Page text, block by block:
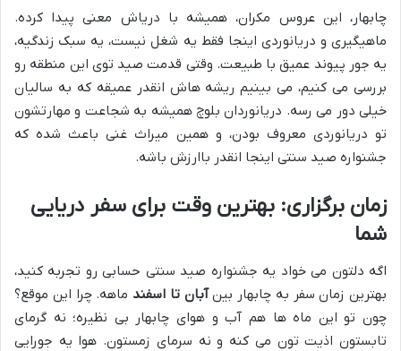
چابهار، این عروس مکران، همیشه با دریاش معنی پیدا کرده.
ماهیگیری و دریانوردی اینجا فقط یه شغل نیست، یه سبک زندگیه،
یه جور پیوند عمیق با طبیعت. وقتی قدمت صید توی این منطقه رو
بررسی می کنیم، می بینیم ریشه هاش انقدر عمیقه که به سالیان
خیلی دور می رسه. دریانوردان بلوچ همیشه به شجاعت و مهارتشون
تو دریانوردی معروف بودن، و همین میراث غنی باعث شده که
جشنواره صید سنتی اینجا انقدر باارزش باشه.
زمان برگزاری: بهترین وقت برای سفر دریایی
شما
اگه دلتون می خواد یه جشنواره صید سنتی حسابی رو تجربه کنید،
بهترین زمان سفر به چابهار بینآبان تا اسفند ماهه. چرا این موقع؟
چون تو این ماه ها هم آب و هوای چابهار بی نظیره؛ نه گرمای
تابستون اذیت تون می کنه و نه سرمای زمستون. هوا یه جورایی